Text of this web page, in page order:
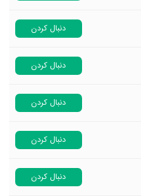
دنبال کردن
دنبال کردن
دنبال کردن
دنبال کردن
دنبال کردن